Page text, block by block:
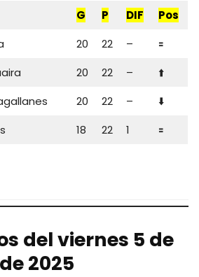
G P DIF
Pos
20 22 –
🟰
20 22 –
⬆️
20 22 –
⬇️
18 22 1 🟰
del viernes 5 de
2025